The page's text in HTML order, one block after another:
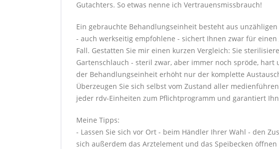
Gutachters. So etwas nenne ich Vertrauensmissbrauch!
Ein gebrauchte Behandlungseinheit besteht aus
- auch werkseitig empfohlene - sichert Ihnen zwar für
Fall. Gestatten Sie mir einen kurzen Vergleich: Sie
Gartenschlauch - steril zwar, aber immer noch spröde,
der Behandlungseinheit erhöht nur der komplette
Überzeugen Sie sich selbst vom Zustand aller
jeder rdv-Einheiten zum Pflichtprogramm und garantiert
Meine Tipps:
- Lassen Sie sich vor Ort - beim Händler Ihrer Wahl - den
sich außerdem das Arztelement und das Speibecken